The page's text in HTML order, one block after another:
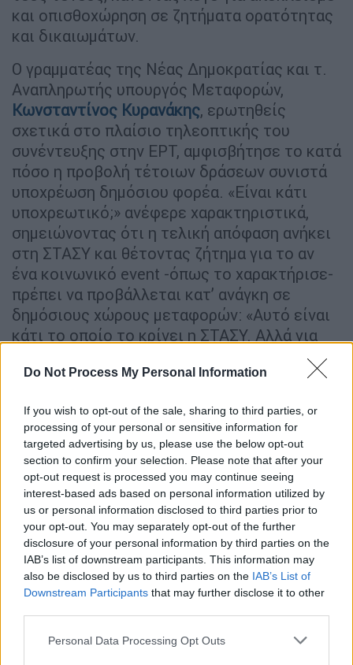
Do Not Process My Personal Information
If you wish to opt-out of the sale, sharing to third parties, or
processing of your personal or sensitive information for
targeted advertising by us, please use the below opt-out
section to confirm your selection. Please note that after your
opt-out request is processed you may continue seeing
interest-based ads based on personal information utilized by
us or personal information disclosed to third parties prior to
your opt-out. You may separately opt-out of the further
disclosure of your personal information by third parties on the
IAB’s list of downstream participants. This information may
also be disclosed by us to third parties on the IAB’s List of
Downstream Participants that may further disclose it to other
Please note that this website/app uses one or more Google
Personal Data Processing Opt Outs
και οπισθοχώρηση σε ζητήματα ορατότητας
και δικαιωμάτων.
Ο γραμματέας της Νέας Δημοκρατίας και τ.
Αναπληρωτής υπουργός Μεταφορών,
Κωνσταντίνος Κυρανάκης, ερωτηθείς
σχετικά στο πλαίσιο τηλεοπτικής του
συνέντευξης στην ΕΡΤ, αμφισβήτησε το κατά
πόσο η προβολή τέτοιων δράσεων συνιστά
υποχρέωση δημόσιου φορέα. «Είναι κάτι
υποχρεωτικό;» ανέφερε χαρακτηριστικά,
σημειώνοντας ότι η τελική απόφαση ανήκει
στη ΣΤΑΣΥ και θέτοντας ζήτημα για το αν
ένα κοινωνικό event -όπως το χαρακτήρισε-
πρέπει να προβάλλεται κατ’ ανάγκη σε
δημόσιους χώρους μεταφορών: «Αυτό είναι
κάτι το οποίο το κρίνει η ΣΤΑΣΥ. Αλλά για
ποιο λόγο είναι υποχρεωτικό; Πρέπει ντε
και καλά να μπουν αφίσες στο Μετρό της
υποχρεωτικό πως για κάποιο κοινωνικό
event, όπως και κάποια ακόμη, να
κατηγορούμε την εταιρεία του Μετρό ότι
πρέπει να βάλει, να προβάλει και να
διαφημίσει μία τέτοια ενέργεια».
ΔΙΑΒΑΣΤΕ ΕΠΙΣΗΣ
X-RAY|16.06.2026 06:00
Η απειλή του 25%, το τέλος του
Φάμελλου και η αμερικανική
απόβαση στον Κυπαρισσιακό